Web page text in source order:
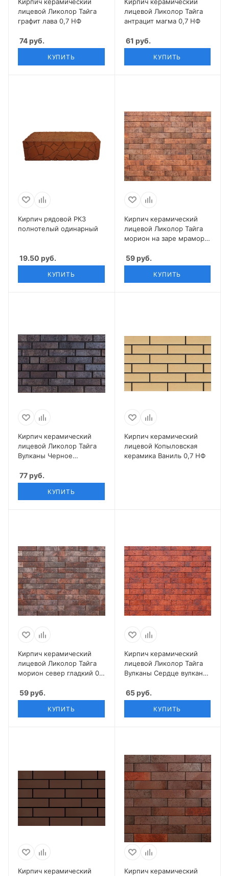
лицевой Ликолор Тайга
графит лава 0,7 НФ
74руб.
КУПИТЬ
лицевой Ликолор Тайга
антрацит магма 0,7 НФ
61 руб.
КУПИТЬ
Кирпич рядовой РКЗ
полнотелый одинарный
19.50 руб.
КУПИТЬ
Кирпич керамический
лицевой Ликолор Тайга
морион на заре мрамор
59руб.
КУПИТЬ
Кирпич керамический
лицевой Ликолор Тайга
Вулканы Черное
77руб.
КУПИТЬ
Кирпич керамический
лицевой Копыловская
керамика Ваниль 0,7 НФ
Кирпич керамический
лицевой Ликолор Тайга
морион север гладкий 0,7
59руб.
КУПИТЬ
Кирпич керамический
лицевой Ликолор Тайга
Вулканы Сердце вулкана
65руб.
КУПИТЬ
Кирпич керамический
Кирпич керамический